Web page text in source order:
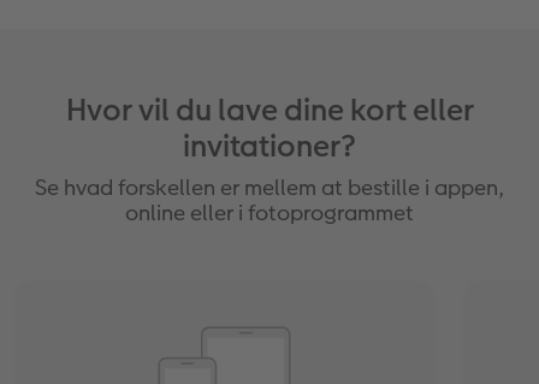
Hvor vil du lave dine kort eller
invitationer?
Se hvad forskellen er mellem at bestille i appen,
online eller i fotoprogrammet